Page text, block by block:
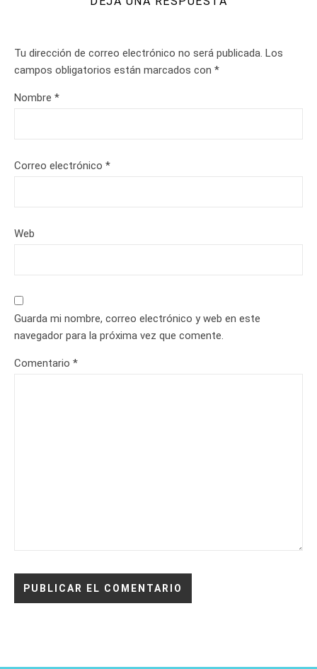
Tu dirección de correo electrónico no será publicada. Los
campos obligatorios están marcados con *
Nombre *
Correo electrónico *
Web
Guarda mi nombre, correo electrónico y web en este
navegador para la próxima vez que comente.
Comentario *